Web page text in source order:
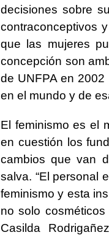
decisiones sobre
contraconceptivos
que las mujeres
concepción son
de UNFPA en 2002
en el mundo y de
El feminismo es el
en cuestión los
cambios que van
salva. “El personal
feminismo y esta
no solo
Casilda